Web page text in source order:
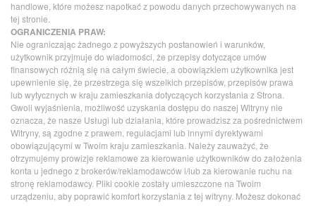
handlowe, które możesz napotkać z powodu danych przechowywanych na
tej stronie.
OGRANICZENIA PRAW:
Nie ograniczając żadnego z powyższych postanowień i warunków,
użytkownik przyjmuje do wiadomości, że przepisy dotyczące umów
finansowych różnią się na całym świecie, a obowiązkiem użytkownika jest
upewnienie się, że przestrzega się wszelkich przepisów, przepisów prawa
lub wytycznych w kraju zamieszkania dotyczących korzystania z Strona.
Gwoli wyjaśnienia, możliwość uzyskania dostępu do naszej Witryny nie
oznacza, że nasze Usługi lub działania, które prowadzisz za pośrednictwem
Witryny, są zgodne z prawem, regulacjami lub innymi dyrektywami
obowiązującymi w Twoim kraju zamieszkania. Należy zauważyć, że
otrzymujemy prowizje reklamowe za kierowanie użytkowników do założenia
konta u jednego z brokerów/reklamodawców i/lub za kierowanie ruchu na
stronę reklamodawcy. Pliki cookie zostały umieszczone na Twoim
urządzeniu, aby poprawić komfort korzystania z tej witryny. Możesz dokonać